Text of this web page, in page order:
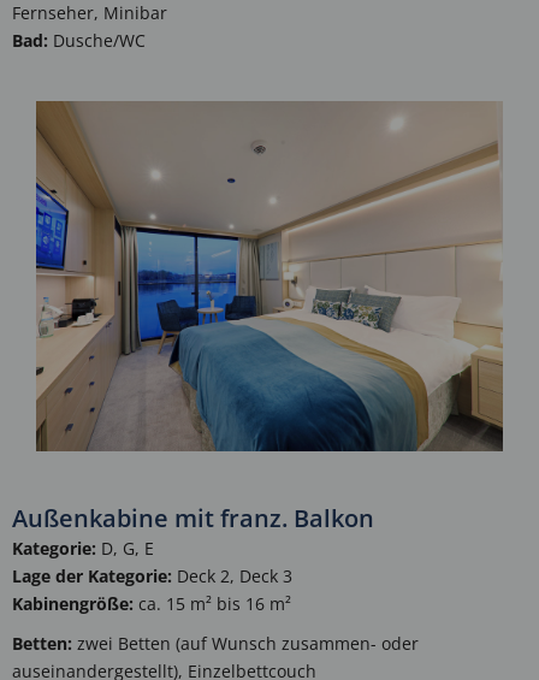
Fernseher, Minibar
Bad: Dusche/WC
Außenkabine mit franz. Balkon
Kategorie: D, G, E
Lage der Kategorie: Deck 2, Deck 3
Kabinengröße: ca. 15 m² bis 16 m²
Betten: zwei Betten (auf Wunsch zusammen- oder
auseinandergestellt), Einzelbettcouch